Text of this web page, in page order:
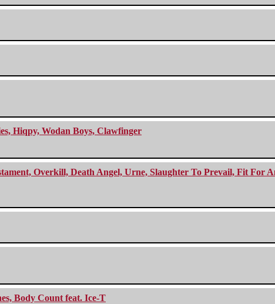
Hiqpy, Wodan Boys, Clawfinger
Overkill, Death Angel, Urne, Slaughter To Prevail, Fit For
Body Count feat. Ice-T